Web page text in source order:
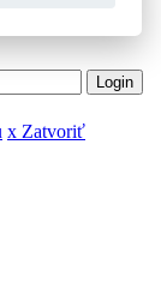
x Zatvoriť